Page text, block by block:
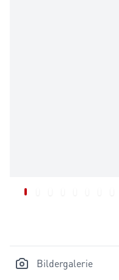
Bildergalerie